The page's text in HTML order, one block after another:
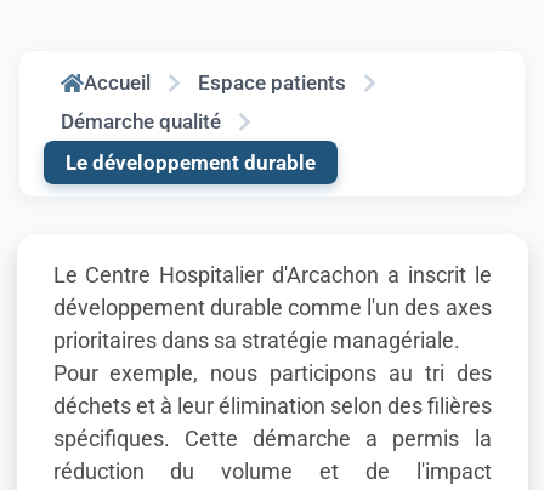
Accueil
Espace patients
Démarche qualité
Le développement durable
Le Centre Hospitalier d'Arcachon a inscrit le
développement durable comme l'un des axes
prioritaires dans sa stratégie managériale.
Pour exemple, nous participons au tri des
déchets et à leur élimination selon des filières
spécifiques. Cette démarche a permis la
réduction du volume et de l'impact